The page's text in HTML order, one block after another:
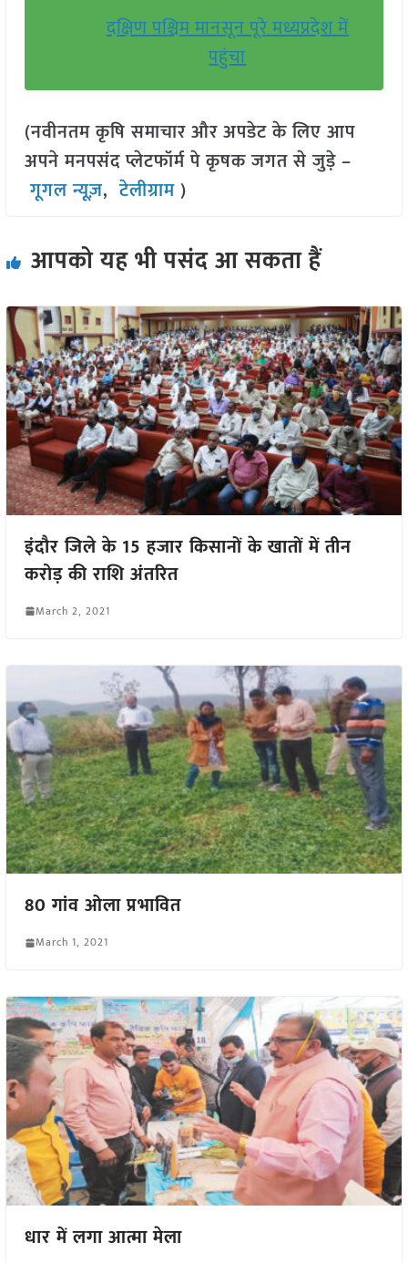
दक्षिण पश्चिम मानसून पूरे मध्यप्रदेश में
पहुंचा
(नवीनतम कृषि समाचार और अपडेट के लिए आप
अपने मनपसंद प्लेटफॉर्म पे कृषक जगत से जुड़े –
गूगल न्यूज़,टेलीग्राम )
आपको यह भी पसंद आ सकता हैं
इंदौर जिले के 15 हजार किसानों के खातों में तीन
करोड़ की राशि अंतरित
March 2, 2021
80 गांव ओला प्रभावित
March 1, 2021
धार में लगा आत्मा मेला